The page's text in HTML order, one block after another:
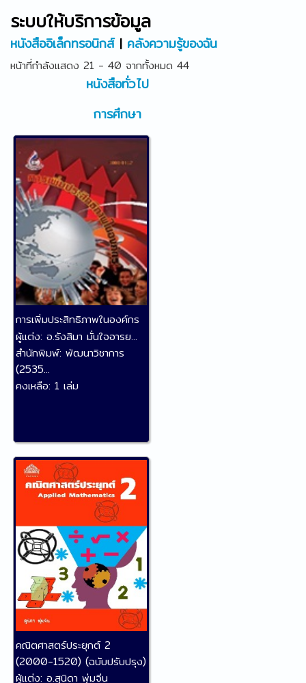
ระบบให้บริการข้อมูล
หนังสืออิเล็กทรอนิกส์| คลังความรู้ของฉัน
หน้าที่กำลังแสดง 21 - 40 จากทั้งหมด 44
หนังสือทั่วไป
การศึกษา
การเพิ่มประสิทธิภาพในองค์กร
ผู้แต่ง: อ.รังสิมา มั่นใจอารย...
สำนักพิมพ์: พัฒนาวิชาการ
(2535...
คงเหลือ: 1 เล่ม
คณิตศาสตร์ประยุกต์ 2
(2000-1520) (ฉบับปรับปรุง)
ผู้แต่ง: อ.สุนิดา พุ่มจีน